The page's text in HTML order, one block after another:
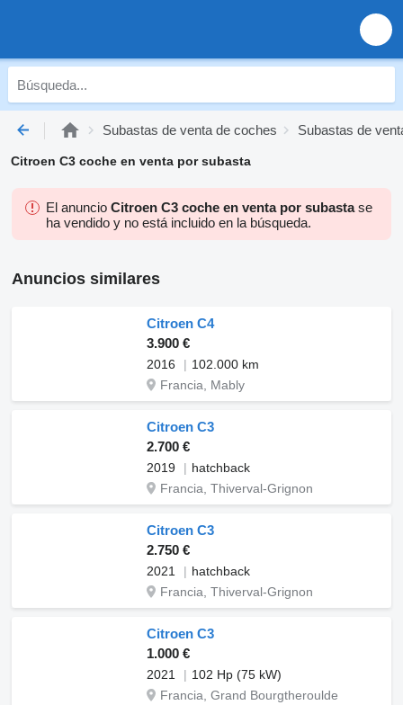
Subastas de venta de coches Subastas de
Citroen C3 coche en venta por subasta
El anuncio Citroen C3 coche en venta por subastase
ha vendido y no está incluido en la búsqueda.
Anuncios similares
Citroen C4
3.900 €
2016
102.000 km
Francia, Mably
Citroen C3
2.700 €
2019
hatchback
Francia, Thiverval-Grignon
Citroen C3
2.750 €
2021
hatchback
Francia, Thiverval-Grignon
Citroen C3
1.000 €
2021
102 Hp (75 kW)
Francia, Grand Bourgtheroulde